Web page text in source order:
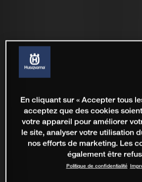
En cliquant sur « Accepter tous
acceptez que des cookies
votre appareil pour améliorer
le site, analyser votre utilisation
nos efforts de marketing. Les
également être
Politique de confidentialité